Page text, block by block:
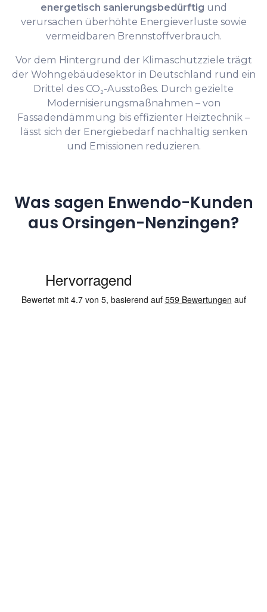
energetisch sanierungsbedürftig und
verursachen überhöhte Energieverluste sowie
vermeidbaren Brennstoffverbrauch.
Vor dem Hintergrund der Klimaschutzziele trägt
der Wohngebäudesektor in Deutschland rund ein
Drittel des CO₂-Ausstoßes. Durch gezielte
Modernisierungsmaßnahmen – von
Fassadendämmung bis effizienter Heiztechnik –
lässt sich der Energiebedarf nachhaltig senken
und Emissionen reduzieren.
Was sagen Enwendo-Kunden
aus Orsingen-Nenzingen?